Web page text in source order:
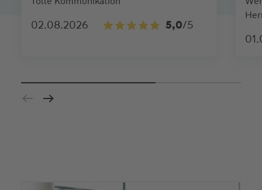
02.08.2026 5,0/5